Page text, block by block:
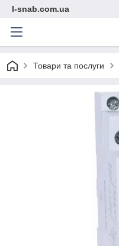
l-snab.com.ua
Товари та послуги